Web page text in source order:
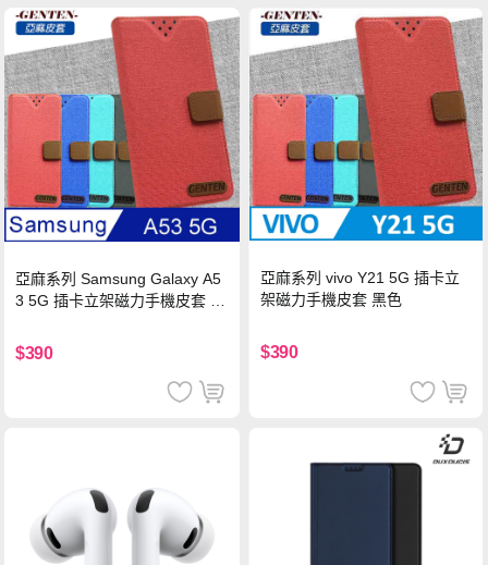
亞麻系列 Samsung Galaxy A5
3 5G 插卡立架磁力手機皮套 藍
$390
亞麻系列 vivo Y21 5G 插卡立
架磁力手機皮套 黑色
$390